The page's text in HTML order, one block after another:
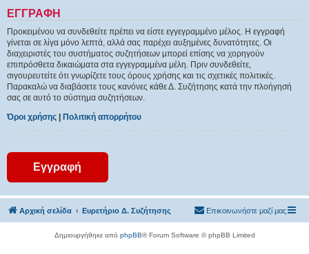
ΕΓΓΡΑΦΉ
Προκειμένου να συνδεθείτε πρέπει να είστε εγγεγραμμένο μέλος. Η εγγραφή
γίνεται σε λίγα μόνο λεπτά, αλλά σας παρέχει αυξημένες δυνατότητες. Οι
διαχειριστές του συστήματος συζητήσεων μπορεί επίσης να χορηγούν
επιπρόσθετα δικαιώματα στα εγγεγραμμένα μέλη. Πριν συνδεθείτε,
σιγουρευτείτε ότι γνωρίζετε τους όρους χρήσης και τις σχετικές πολιτικές.
Παρακαλώ να διαβάσετε τους κανόνες κάθε Δ. Συζήτησης κατά την πλοήγησή
σας σε αυτό το σύστημα συζητήσεων.
Όροι χρήσης
Πολιτική απορρήτου
Εγγραφή
Αρχική σελίδα Ευρετήριο Δ. Συζήτησης Επικοινωνήστε μαζί μας
Δημιουργήθηκε από phpBB® Forum Software © phpBB Limited